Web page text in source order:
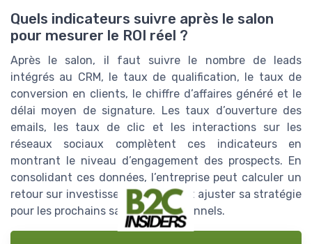
Quels indicateurs suivre après le salon
pour mesurer le ROI réel ?
Après le salon, il faut suivre le nombre de leads
intégrés au CRM, le taux de qualification, le taux de
conversion en clients, le chiffre d’affaires généré et le
délai moyen de signature. Les taux d’ouverture des
emails, les taux de clic et les interactions sur les
réseaux sociaux complètent ces indicateurs en
montrant le niveau d’engagement des prospects. En
consolidant ces données, l’entreprise peut calculer un
retour sur investissement précis et ajuster sa stratégie
pour les prochains salons professionnels.